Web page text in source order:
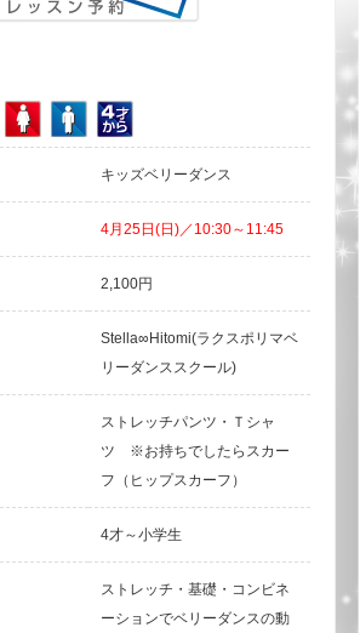
キッズベリーダンス
4月25日(日)／10:30～11:45
2,100円
Stella∞Hitomi(ラクスポリマベ
リーダンススクール)
ストレッチパンツ・Ｔシャ
ツ ※お持ちでしたらスカー
フ（ヒップスカーフ）
4才～小学生
ストレッチ・基礎・コンビネ
ーションでベリーダンスの動